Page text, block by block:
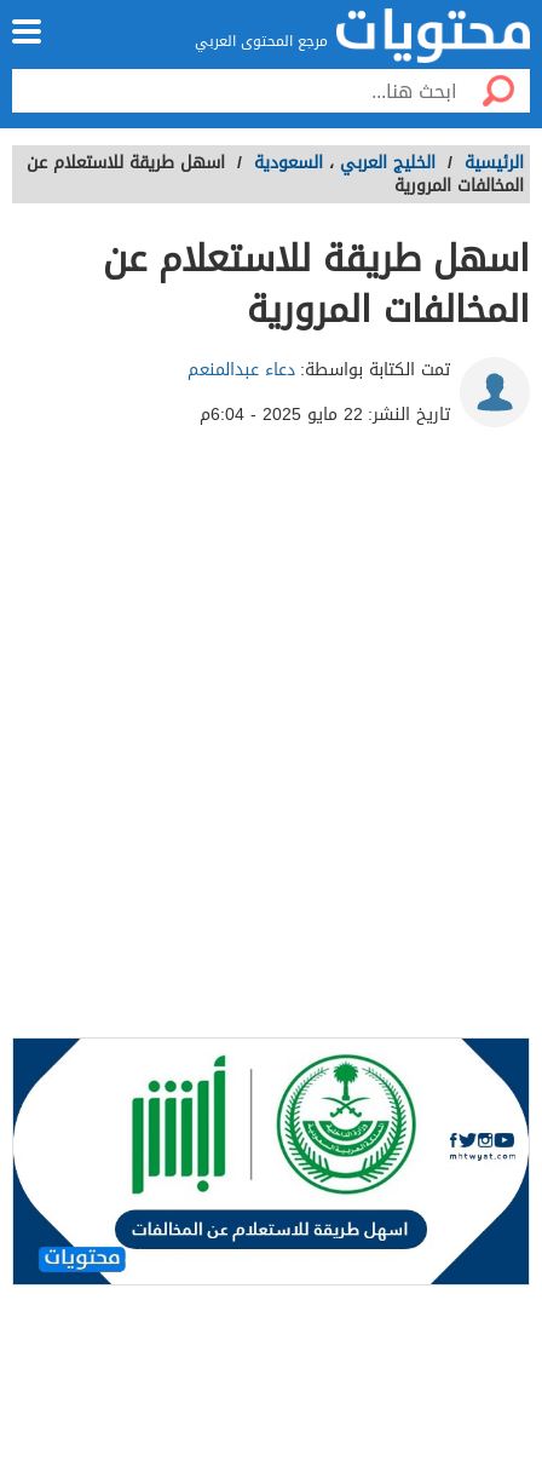
مرجع المحتوى العربي
الرئيسية / الخليج العربي ، السعودية / اسهل طريقة للاستعلام عن
المخالفات المرورية
اسهل طريقة للاستعلام عن
المخالفات المرورية
تمت الكتابة بواسطة:دعاء عبدالمنعم
تاريخ النشر: 22 مايو 2025 - 6:04م